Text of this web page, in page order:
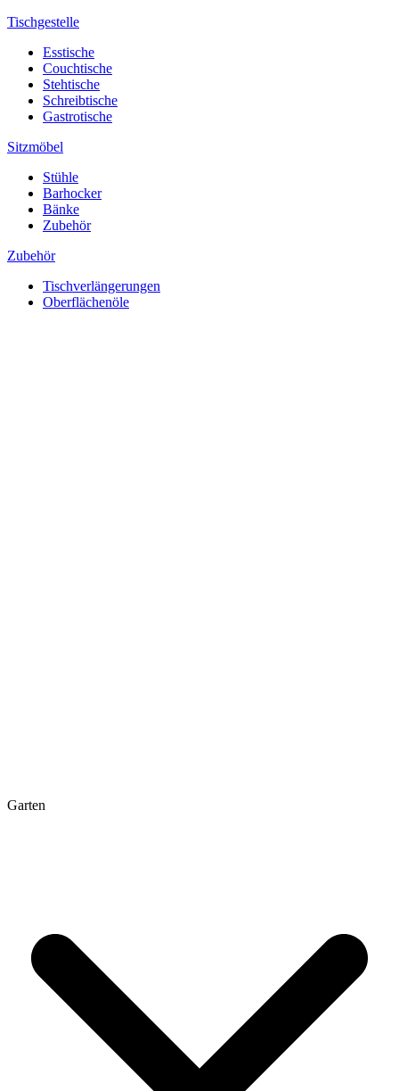
Tischgestelle
Esstische
Couchtische
Stehtische
Schreibtische
Gastrotische
Sitzmöbel
Stühle
Barhocker
Bänke
Zubehör
Zubehör
Tischverlängerungen
Oberflächenöle
Garten